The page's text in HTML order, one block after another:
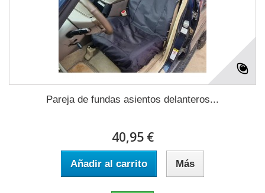
Pareja de fundas asientos delanteros...
40,95 €
Añadir al carrito Más